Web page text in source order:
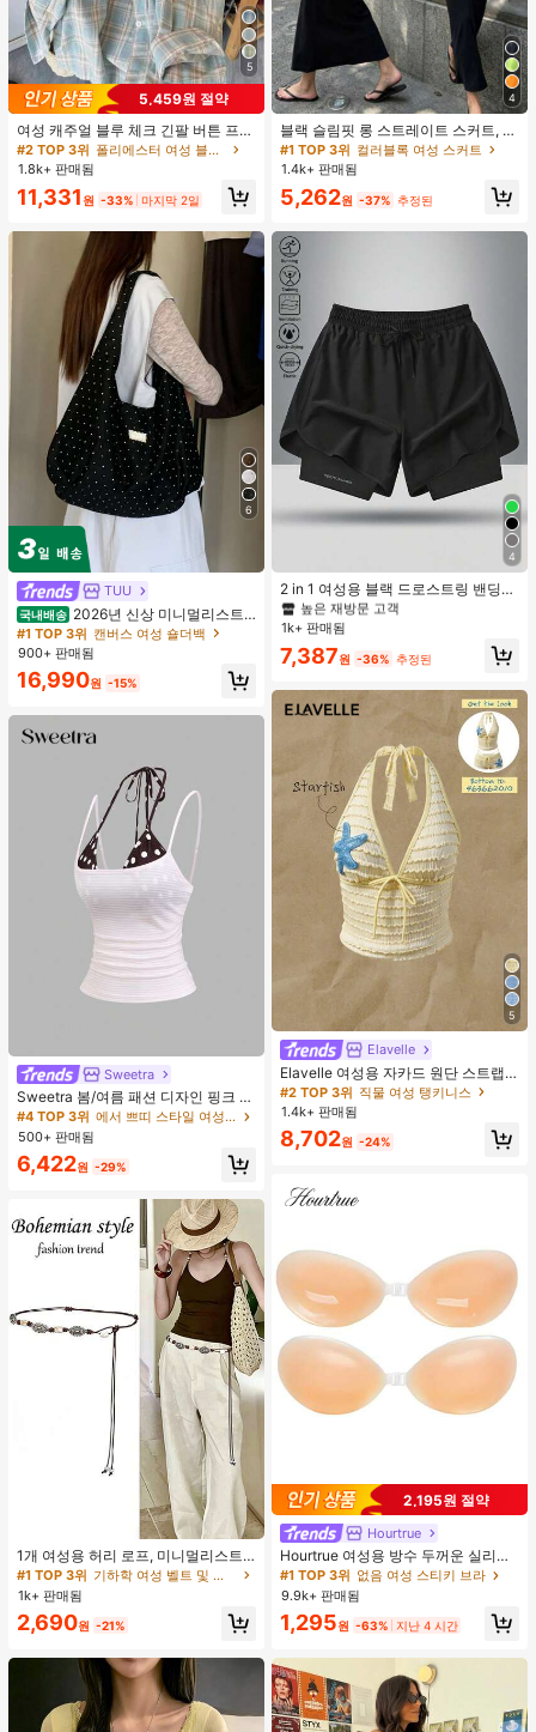
5
5,459원 절약
여성 캐주얼 블루 체크 긴팔 버튼 프론
트 폴리에스터 셔츠, 레귤러 핏, 봄 의
류, 편안한 스타일
#2 TOP 3위
폴리에스터 여성 블라우스
1.8k+ 판매됨
11,331 원 -33% 마지막 2일
6
TUU
국내배송 2026년 신상 미니멀리스트
도트 캔버스 토트백, 대용량 캐주얼 다
용도 통근 숄더 핸드백
#1 TOP 3위 캔버스 여성 숄더백
900+ 판매됨
16,990원 -15%
Sweetra
Sweetra 봄/여름 패션 디자인 핑크 스
트라이프 브라운 폴카 도트 스파게티
스트랩 2 In 1 스위트 걸리시 비치 로
맨틱 휴가 스타일 여성용 캐미 탱크 탑
#4 TOP 3위
에서 쁘띠 스타일 여성 상의, 블라우스 & 티
500+ 판매됨
6,422원 -29%
1개 여성용 허리 로프, 미니멀리스트
보헤미안 패션 매듭 허리 벨트, 드레
스, 캐주얼 팬츠와 함께 일상 착용에
적합한 장식용 허리 액세서리
거의 매진!
#1 TOP 3위
기하학 여성 벨트 및 벨트 액세서리
거의 매진!
#1 TOP 3위
기하학 여성 벨트 및 벨트 액세서리
거의 매진!
#1 TOP 3위
1k+ 판매됨
2,690원 -21%
4
블랙 슬림핏 롱 스트레이트 스커트, 여
성 패션 폴리에스터 캐주얼 파티 스커
트, 다용도 및 귀여운, 일상 착용에 적
합, 여름 휴가. 해변, 음악 축제 및 여름
휴가에 완벽, 90년대
#1 TOP 3위 컬러블록 여성 스커트
1.4k+ 판매됨
5,262원 -37% 추정된
4
2 in 1 여성용 블랙 드로스트링 밴딩
허리 곡선 밑단 캐주얼 러닝 트레이닝
운동 반바지
#1 TOP 3위 여성 액티브 바텀
높은 재방문 고객
#1 TOP 3위 여성 액티브 바텀
높은 재방문 고객
#1 TOP 3위
높은 재방문 고객
1k+ 판매됨
7,387원 -36% 추정된
5
Elavelle
Elavelle 여성용 자카드 원단 스트랩
불가사리 장식 홀터 탑, 봄/여름에 적
합 (탑만 포함, 반바지 미포함)
#2 TOP 3위 직물 여성 탱키니스
1.4k+ 판매됨
8,702원 -24%
2,195원 절약
Hourtrue
Hourtrue 여성용 방수 두꺼운 실리콘
가슴 페탈, 작은 가슴 리프트업 & 푸시
인용, 웨딩 촬영 및 들러리용
#1 TOP 3위 없음 여성 스티키 브라
9.9k+ 판매됨
1,295원 -63% 지난 4 시간